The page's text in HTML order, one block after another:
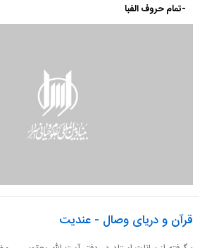
-تمام حروف الفبا
قرآن و دریای وصال - عندیت